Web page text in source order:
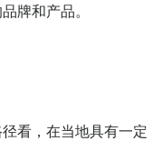
牌和产品。
看，在当地具有一定